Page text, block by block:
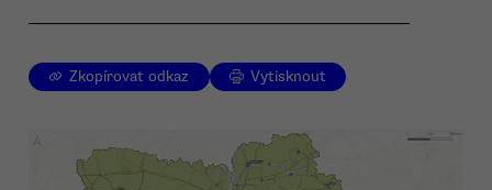
Zkopírovat odkaz Vytisknout